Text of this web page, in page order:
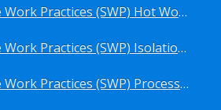
Sertifikasi Safe Work Practices (SWP) Hot Work BNSP
Sertifikasi Safe Work Practices (SWP) Isolation of Hazardous Energy BNSP
Sertifikasi Safe Work Practices (SWP) Process Overview and Awareness BNSP